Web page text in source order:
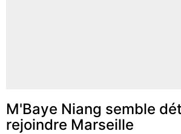
M'Baye Niang semble
rejoindre Marseille